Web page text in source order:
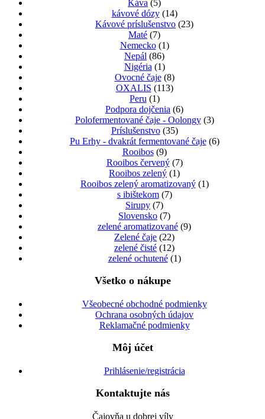
Káva (5)
kávové dózy (14)
Kávové príslušenstvo (23)
Maté (7)
Nemecko (1)
Nepál (86)
Nigéria (1)
Ovocné čaje (8)
OXALIS (113)
Peru (1)
Podpora dojčenia (6)
Polofermentované čaje - Oolongy (3)
Príslušenstvo (35)
Pu Erhy - dvakrát fermentované čaje (6)
Rooibos (9)
Rooibos červený (7)
Rooibos zelený (1)
Rooibos zelený aromatizovaný (1)
s ibištekom (7)
Sirupy (7)
Slovensko (7)
zelené aromatizované (9)
Zelené čaje (22)
zelené čisté (12)
zelené ochutené (1)
Všetko o nákupe
Všeobecné obchodné podmienky
Ochrana osobných údajov
Reklamačné podmienky
Môj účet
Prihlásenie/registrácia
Kontaktujte nás
Čajovňa u dobrej víly